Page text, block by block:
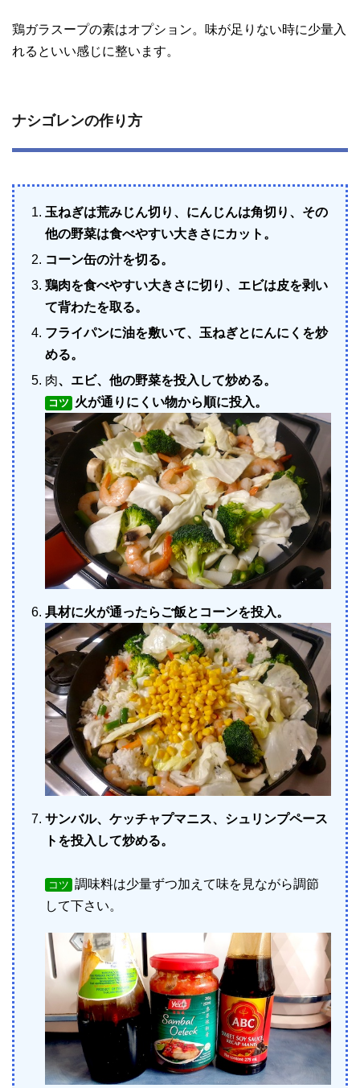
鶏ガラスープの素はオプション。味が足りない時に少量入
れるといい感じに整います。
ナシゴレンの作り方
玉ねぎは荒みじん切り、にんじんは角切り、その
他の野菜は食べやすい大きさにカット。
コーン缶の汁を切る。
鶏肉を食べやすい大きさに切り、エビは皮を剥い
て背わたを取る。
フライパンに油を敷いて、玉ねぎとにんにくを炒
める。
肉、エビ、他の野菜を投入して炒める。
コツ 火が通りにくい物から順に投入。
具材に火が通ったらご飯とコーンを投入。
サンバル、ケッチャプマニス、シュリンプペース
トを投入して炒める。
コツ 調味料は少量ずつ加えて味を見ながら調節
して下さい。